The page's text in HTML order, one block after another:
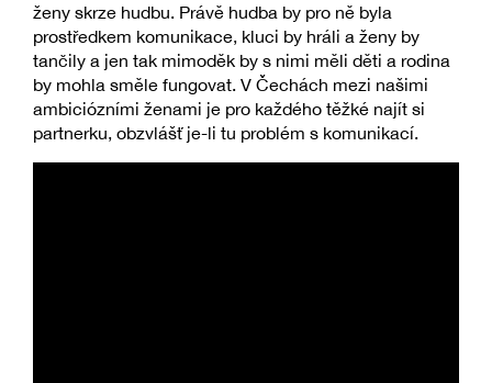
ženy skrze hudbu. Právě hudba by pro ně byla
prostředkem komunikace, kluci by hráli a ženy by
tančily a jen tak mimoděk by s nimi měli děti a rodina
by mohla směle fungovat. V Čechách mezi našimi
ambiciózními ženami je pro každého těžké najít si
partnerku, obzvlášť je-li tu problém s komunikací.